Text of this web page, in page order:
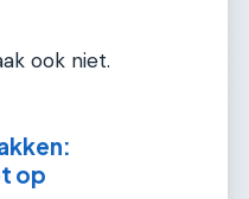
ook niet.
op